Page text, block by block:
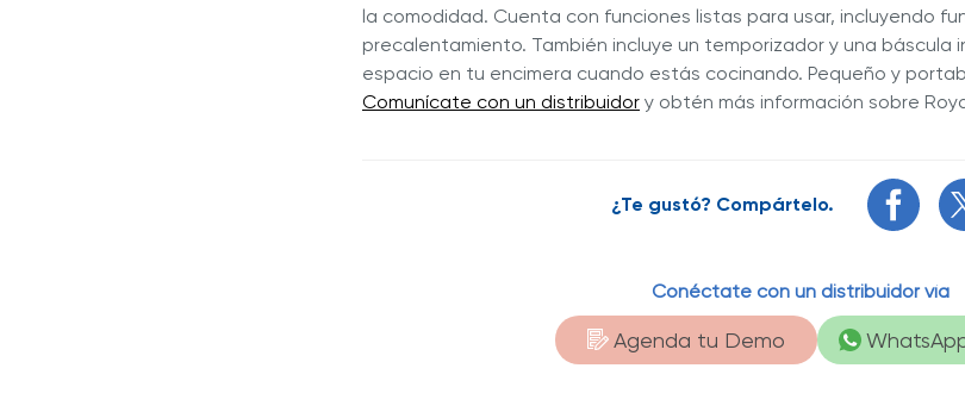
la comodidad. Cuenta con funciones listas para usar, incluyendo
precalentamiento. También incluye un temporizador y una báscula
espacio en tu encimera cuando estás cocinando. Pequeño y
Comunícate con un distribuidor y obtén más información sobre
¿Te gustó? Compártelo.
Conéctate con un distribuidor vía
Agenda tu Demo